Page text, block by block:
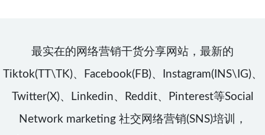
最实在的网络营销干货分享网站，最新的
Tiktok(TT\TK)、Facebook(FB)、Instagram(INS\IG)、
Twitter(X)、Linkedin、Reddit、Pinterest等Social
Network marketing 社交网络营销(SNS)培训，